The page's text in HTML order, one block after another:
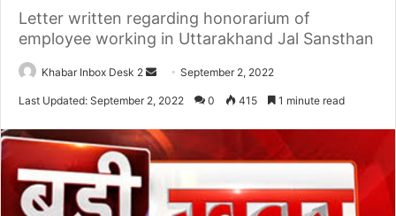
Letter written regarding honorarium of
employee working in Uttarakhand Jal Sansthan
Khabar Inbox Desk 2
SendSeptember 2, 2022
Last Updated: September 2, 2022 0 415 1 minute read